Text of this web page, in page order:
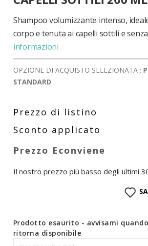
Shampoo volumizzante intenso,
corpo e tenuta ai capelli sottili e
informazioni
OPZIONE DI ACQUISTO SELEZIONATA :
STANDARD
Il nostro prezzo più basso degli ultimi
Prodotto esaurito - avvisami
ritorna disponibile